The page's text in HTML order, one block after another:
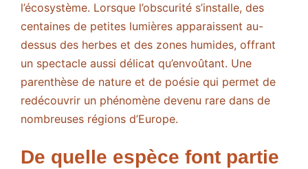
l’écosystème. Lorsque l’obscurité s’installe, des
centaines de petites lumières apparaissent au-
dessus des herbes et des zones humides, offrant
un spectacle aussi délicat qu’envoûtant. Une
parenthèse de nature et de poésie qui permet de
redécouvrir un phénomène devenu rare dans de
nombreuses régions d’Europe.
De quelle espèce font partie